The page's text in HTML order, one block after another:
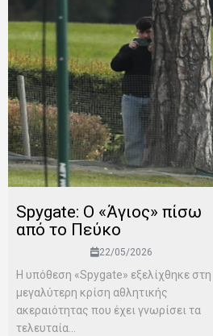
Spygate: Ο «Άγιος» πίσω
από το Πεύκο
22/05/2026
Η υπόθεση «Spygate» εξελίχθηκε στη
μεγαλύτερη κρίση αθλητικής
ακεραιότητας που έχει γνωρίσει τα
τελευταία...